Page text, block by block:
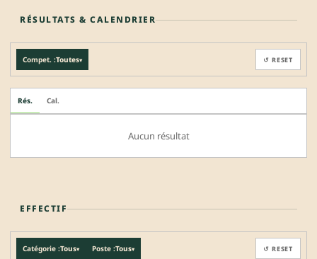
RÉSULTATS & CALENDRIER
Compet. :Toutes▾ ↺ RESET
Rés. Cal.
Aucun résultat
EFFECTIF
Catégorie :Tous▾ Poste :Tous▾ ↺ RESET